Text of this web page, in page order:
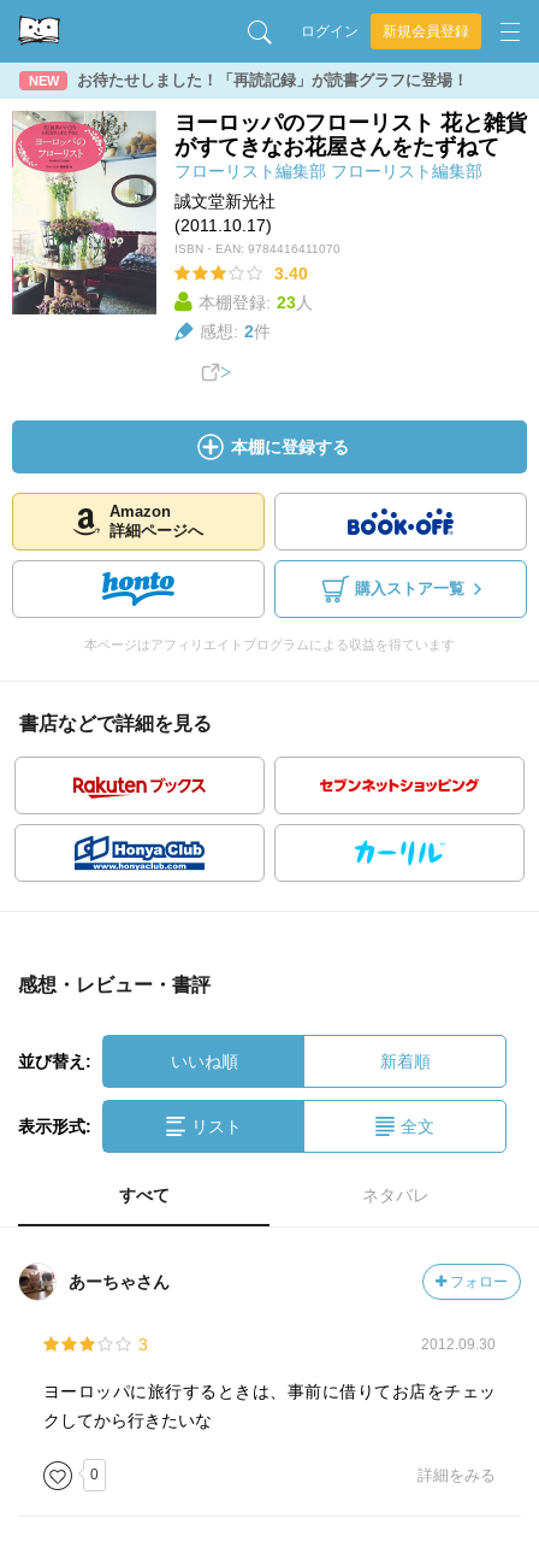
ログイン 新規会員登録
NEW お待たせしました！「再読記録」が読書グラフに登場！
ヨーロッパのフローリスト 花と雑貨
がすてきなお花屋さんをたずねて
フローリスト編集部 フローリスト編集部
誠文堂新光社
(2011.10.17)
ISBN・EAN: 9784416411070
3.40
本棚登録: 23人
感想: 2件
本棚に登録する
Amazon
詳細ページへ
購入ストア一覧
本ページはアフィリエイトプログラムによる収益を得ています
書店などで詳細を見る
感想・レビュー・書評
並び替え: いいね順 新着順
表示形式: リスト 全文
すべて ネタバレ
あーちゃさん フォロー
3 2012.09.30
ヨーロッパに旅行するときは、事前に借りてお店をチェッ
クしてから行きたいな
0 詳細をみる